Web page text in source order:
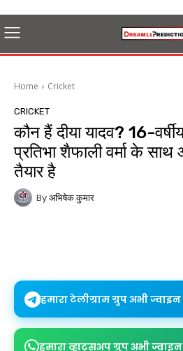
Home Cricket
CRICKET
कौन हैं दीया यादव? 16-
प्रतिभा शैफाली वर्मा के
तैयार है
By अभिषेक कुमार
हमारा टेलीग्राम ग्रुप अभी
हमारा व्हाट्सअप ग्रुप अभी